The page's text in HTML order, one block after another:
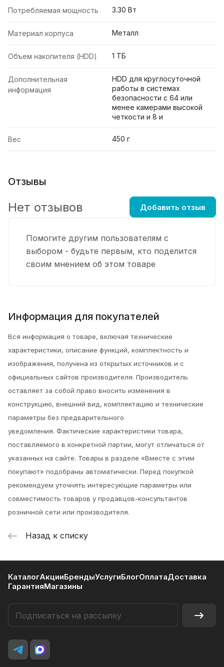
Потребляемая мощность 3.30 Вт
Материал корпуса Металл
Объем накопителя (HDD) 1 ТБ
Дополнительная
информация
HDD для круглосуточной
работы в системах
безопасности с 64 или
менее камерами высокой
четкости и 8 и
Вес 450 г
Отзывы
Помогите другим пользователям с
выбором - будьте первым, кто поделится
своим мнением об этом товаре
Нет отзывов Добавить отзыв
Информация для покупателей
Вся информация о товаре, включая технические
характеристики, описание функций, комплектность и
изображения, получена из открытых источников и с
официальных сайтов производителя. Производитель
оставляет за собой право вносить изменения в
конструкцию, внешний вид, комплектацию и технические
параметры без предварительного
уведомления. Фактические характеристики товара,
поставляемого в конкретной партии, могут отличаться от
указанных на сайте. Товары в разделе «Вместе с этим
покупают» подобраны автоматически. Перед покупкой
рекомендуем уточнять интересующие параметры или
совместимость товаров у продавцов-консультантов
розничной сети или производителя.
Назад к списку
КаталогАкцииБрендыУслугиБлогОплатаДоставка
ГарантияМагазины